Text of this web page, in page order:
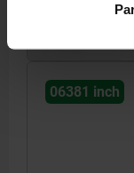
06381 inch